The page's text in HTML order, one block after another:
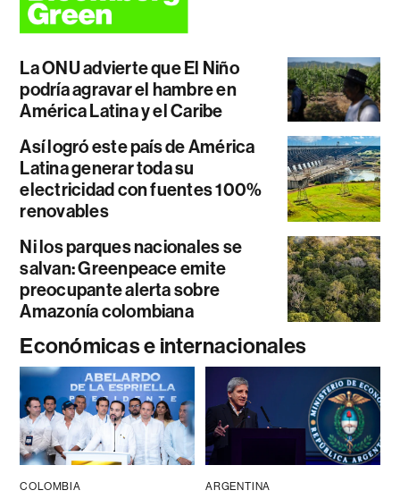
La ONU advierte que El Niño
podría agravar el hambre en
América Latina y el Caribe
Así logró este país de América
Latina generar toda su
electricidad con fuentes 100%
renovables
Ni los parques nacionales se
salvan: Greenpeace emite
preocupante alerta sobre
Amazonía colombiana
Económicas e internacionales
COLOMBIA ARGENTINA